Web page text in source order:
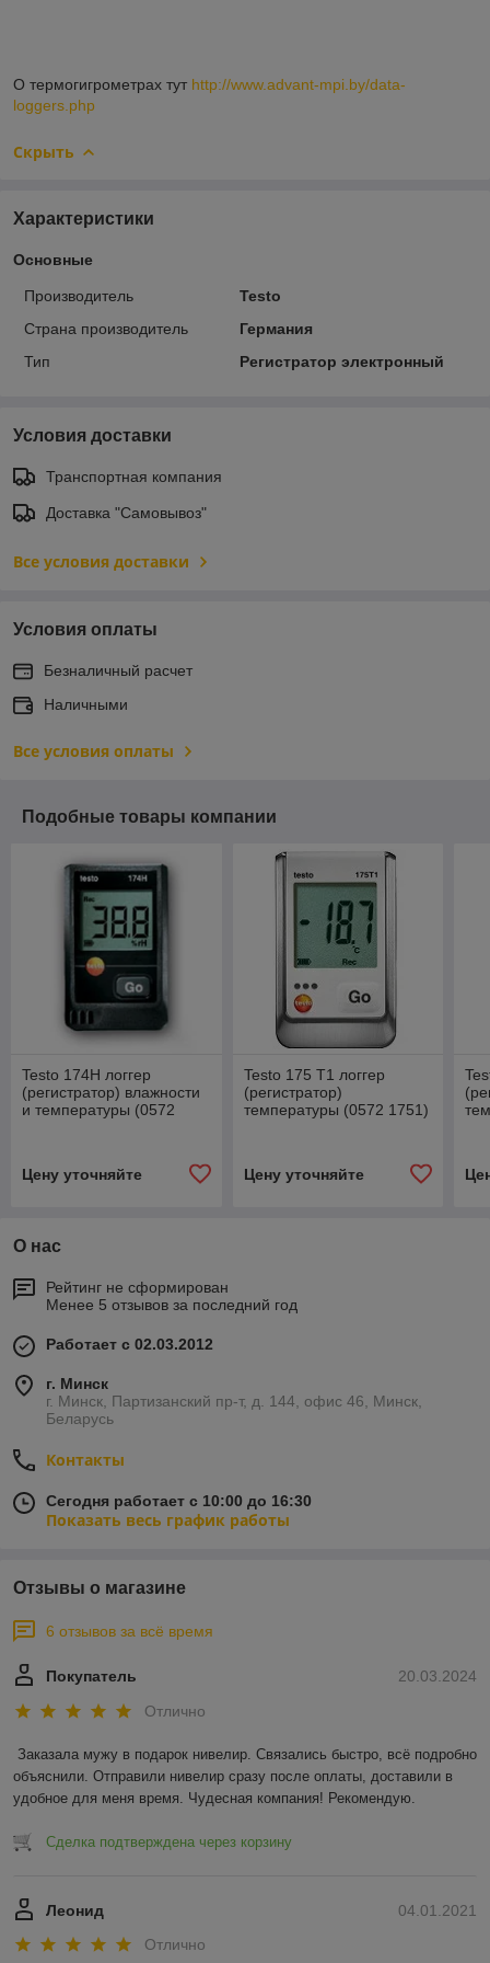
О термогигрометрах тут http://www.advant-mpi.by/data-
loggers.php
Скрыть
Характеристики
Основные
Производитель
Testo
Страна производитель
Германия
Тип
Регистратор электронный
Условия доставки
Транспортная компания
Доставка "Самовывоз"
Все условия доставки
Условия оплаты
Безналичный расчет
Наличными
Все условия оплаты
Подобные товары компании
Testo 174H логгер
(регистратор) влажности
и температуры (0572
Цену уточняйте
Testo 175 T1 логгер
(регистратор)
температуры (0572 1751)
Цену уточняйте
О нас
Рейтинг не сформирован
Менее 5 отзывов за последний год
Работает с 02.03.2012
г. Минск
г. Минск, Партизанский пр-т, д. 144, офис 46, Минск,
Беларусь
Контакты
Сегодня работает с 10:00 до 16:30
Показать весь график работы
Отзывы о магазине
6 отзывов за всё время
20.03.2024
Покупатель
Отлично
Заказала мужу в подарок нивелир. Связались быстро, всё подробно
объяснили. Отправили нивелир сразу после оплаты, доставили в
удобное для меня время. Чудесная компания! Рекомендую.
Сделка подтверждена через корзину
04.01.2021
Леонид
Отлично